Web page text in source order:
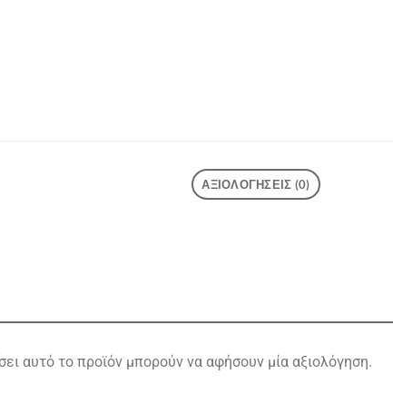
ΑΞΙΟΛΟΓΉΣΕΙΣ (0)
αυτό το προϊόν μπορούν να αφήσουν μία αξιολόγηση.